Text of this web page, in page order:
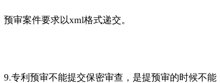
预审案件要求以xml格式递交。
9.专利预审不能提交保密审查，是提预审的时候不